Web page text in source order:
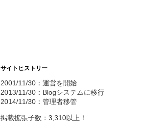
サイトヒストリー
2001/11/30：運営を開始
2013/11/30：Blogシステムに移行
2014/11/30：管理者移管
掲載拡張子数：3,310以上！